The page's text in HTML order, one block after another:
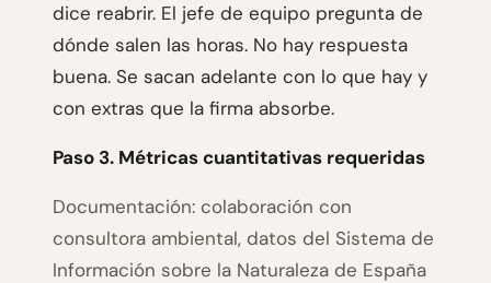
dice reabrir. El jefe de equipo pregunta de
dónde salen las horas. No hay respuesta
buena. Se sacan adelante con lo que hay y
con extras que la firma absorbe.
Paso 3. Métricas cuantitativas requeridas
Documentación: colaboración con
consultora ambiental, datos del Sistema de
Información sobre la Naturaleza de España